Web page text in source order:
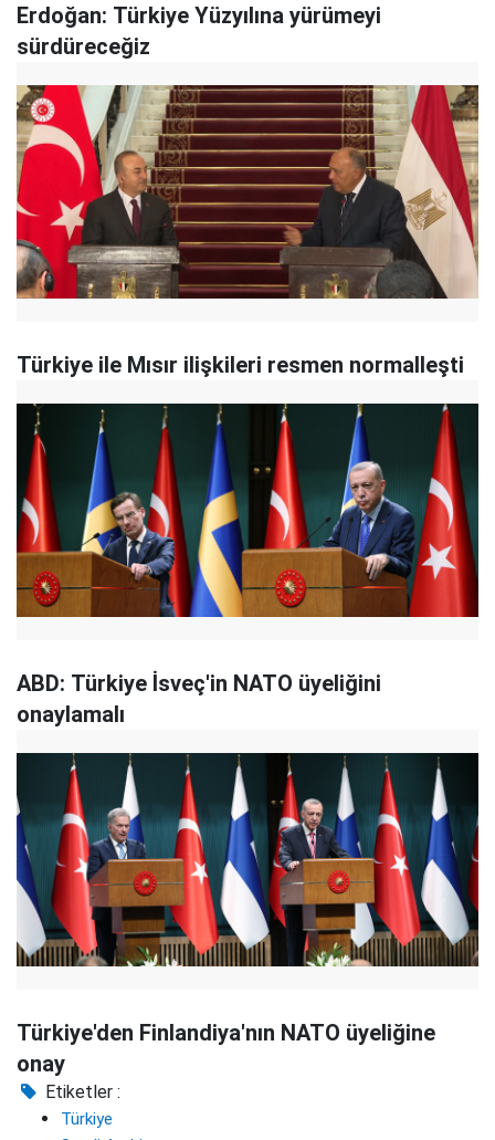
Erdoğan: Türkiye Yüzyılına yürümeyi
sürdüreceğiz
Türkiye ile Mısır ilişkileri resmen normalleşti
ABD: Türkiye İsveç'in NATO üyeliğini
onaylamalı
Türkiye'den Finlandiya'nın NATO üyeliğine
onay
Etiketler :
Türkiye